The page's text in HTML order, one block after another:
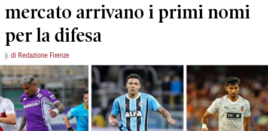
mercato arrivano i primi nomi
per la difesa
di Redazione Firenze